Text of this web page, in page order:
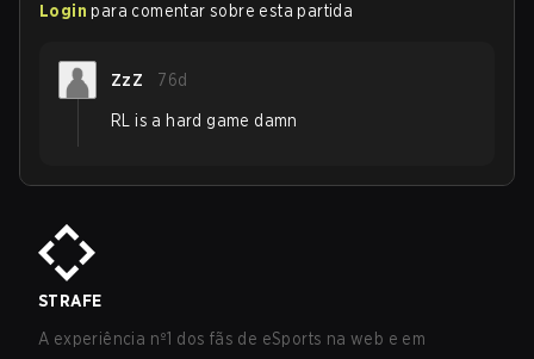
Login para comentar sobre esta partida
ZzZ 76d
RL is a hard game damn
STRAFE
A experiência nº1 dos fãs de eSports na web e em